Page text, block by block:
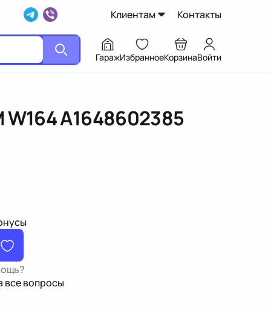
Клиентам Контакты
ГаражИзбранноеКорзинаВойти
W164A1648602385
все вопросы